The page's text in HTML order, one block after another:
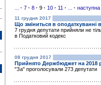
· 7 · 8 · 9 · 10 · 11 · · наступна
11 грудня 2017
Що зміниться в оподаткуванні
7 грудня депутати прийняли не
в Податковий кодекс
08 грудня 2017
Прийнято Держбюджет на 2018
"За" проголосували 273 депутати